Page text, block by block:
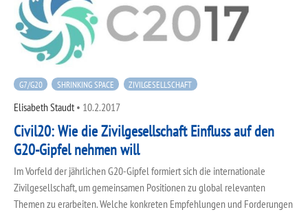
G7/G20 SHRINKING SPACE ZIVILGESELLSCHAFT
Elisabeth Staudt • 10.2.2017
Civil20: Wie die Zivilgesellschaft Einfluss auf den
G20-Gipfel nehmen will
Im Vorfeld der jährlichen G20-Gipfel formiert sich die internationale
Zivilgesellschaft, um gemeinsamen Positionen zu global relevanten
Themen zu erarbeiten. Welche konkreten Empfehlungen und Forderungen